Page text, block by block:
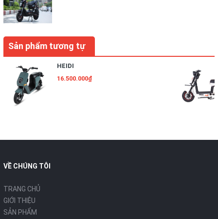
Sản phẩm tương tự
HEIDI
16.500.000₫
VỀ CHÚNG TÔI
TRANG CHỦ
GIỚI THIỆU
SẢN PHẨM